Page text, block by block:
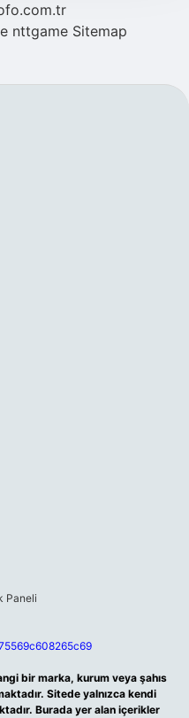
nttgame Sitemap
bir marka, kurum veya şahıs
Sitede yalnızca kendi
Burada yer alan içerikler